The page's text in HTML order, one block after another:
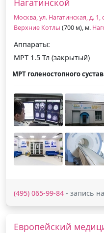
Москва, ул. Нагатинская, д. 1,
Верхние Котлы (700 м), м.
Аппараты:
МРТ 1.5 Тл (закрытый)
МРТ голеностопного
(495) 065-99-84 - запись
Европейский